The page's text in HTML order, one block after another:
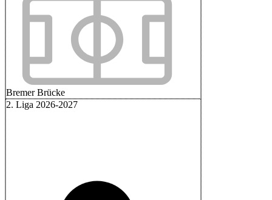
Bremer Brücke
2. Liga 2026-2027